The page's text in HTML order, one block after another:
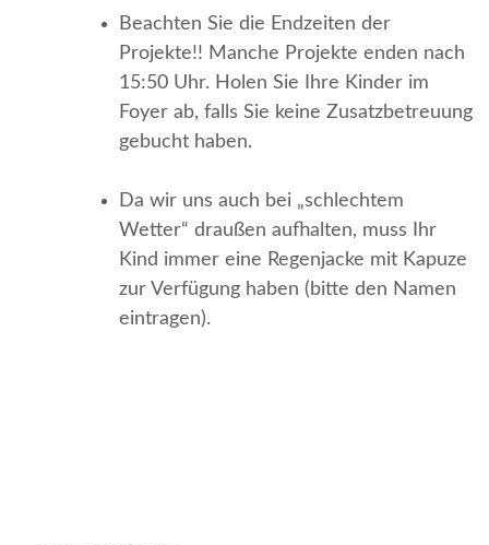
Beachten Sie die Endzeiten der
Projekte!! Manche Projekte enden nach
15:50 Uhr. Holen Sie Ihre Kinder im
Foyer ab, falls Sie keine Zusatzbetreuung
gebucht haben.
Da wir uns auch bei „schlechtem
Wetter“ draußen aufhalten, muss Ihr
Kind immer eine Regenjacke mit Kapuze
zur Verfügung haben (bitte den Namen
eintragen).